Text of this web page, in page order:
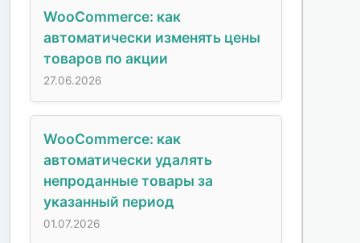
WooCommerce: как
автоматически изменять цены
товаров по акции
27.06.2026
WooCommerce: как
автоматически удалять
непроданные товары за
указанный период
01.07.2026